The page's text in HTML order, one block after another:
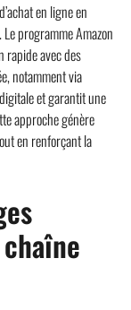
en ligne en
programme Amazon
rapide avec des
notamment via
et garantit une
approche génère
en renforçant la